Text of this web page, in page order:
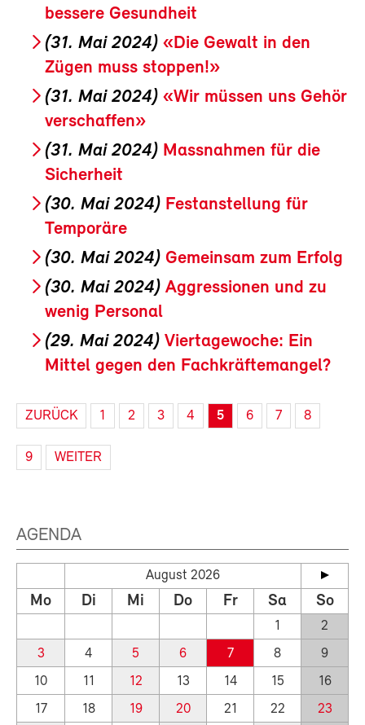
bessere Gesundheit
(31. Mai 2024) «Die Gewalt in den
Zügen muss stoppen!»
(31. Mai 2024) «Wir müssen uns Gehör
verschaffen»
(31. Mai 2024) Massnahmen für die
Sicherheit
(30. Mai 2024) Festanstellung für
Temporäre
(30. Mai 2024) Gemeinsam zum Erfolg
(30. Mai 2024) Aggressionen und zu
wenig Personal
(29. Mai 2024) Viertagewoche: Ein
Mittel gegen den Fachkräftemangel?
ZURÜCK 1 2 3 4 5 6 7 8
9 WEITER
AGENDA
August 2026
Mo Di Mi Do Fr Sa So
1
2
3
4 5 6 7 8
9
10
11 12 13 14 15
16
17
18 19 20 21 22
23